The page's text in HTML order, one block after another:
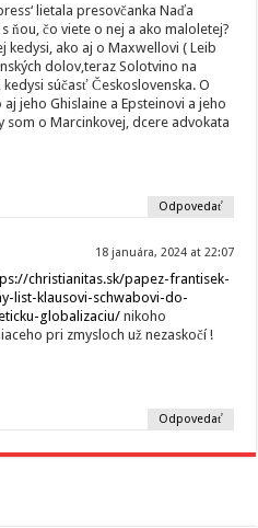
lietala presovčanka Naďa
ňou, čo viete o nej a ako maloletej?
kedysi, ako aj o Maxwellovi ( Leib
dolov,teraz Solotvino na
súčasť Československa. O
jeho Ghislaine a Epsteinovi a jeho
o Marcinkovej, dcere advokata
Odpovedať
18 januára, 2024 at 22:07
christianitas.sk/papez-frantisek-
list-klausovi-schwabovi-do-
globalizaciu/ nikoho
pri zmysloch už nezaskočí !
Odpovedať